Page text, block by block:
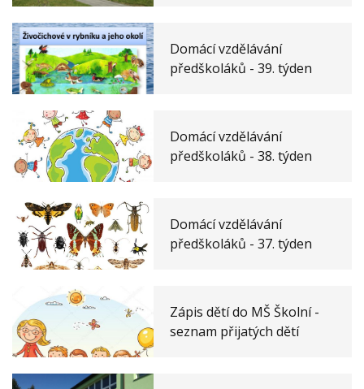
Domácí vzdělávání
předškoláků - 39. týden
Domácí vzdělávání
předškoláků - 38. týden
Domácí vzdělávání
předškoláků - 37. týden
Zápis dětí do MŠ Školní -
seznam přijatých dětí